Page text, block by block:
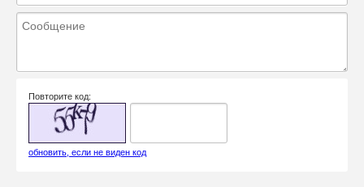
Повторите код:
обновить, если не виден код